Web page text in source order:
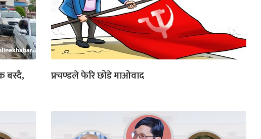
बस्दै,
प्रचण्डले फेरि छोडे माओवाद